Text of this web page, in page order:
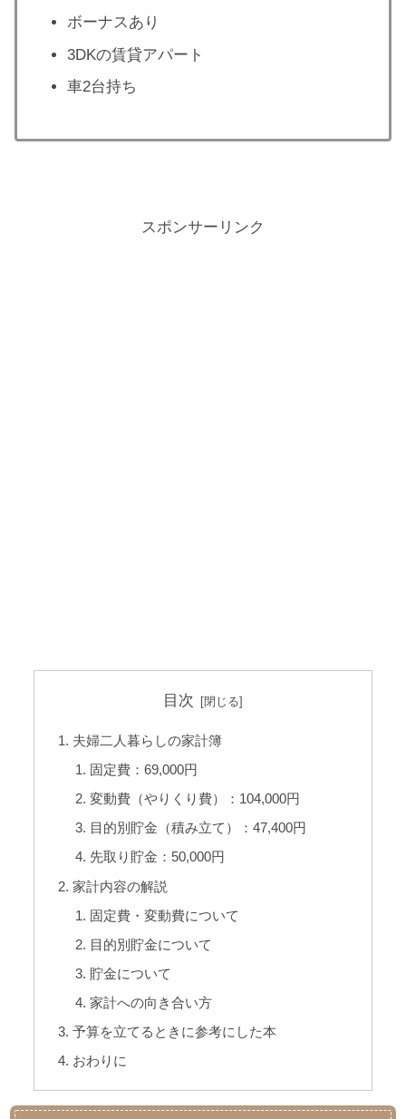
ボーナスあり
3DKの賃貸アパート
車2台持ち
スポンサーリンク
目次
夫婦二人暮らしの家計簿
固定費：69,000円
変動費（やりくり費）：104,000円
目的別貯金（積み立て）：47,400円
先取り貯金：50,000円
家計内容の解説
固定費・変動費について
目的別貯金について
貯金について
家計への向き合い方
予算を立てるときに参考にした本
おわりに